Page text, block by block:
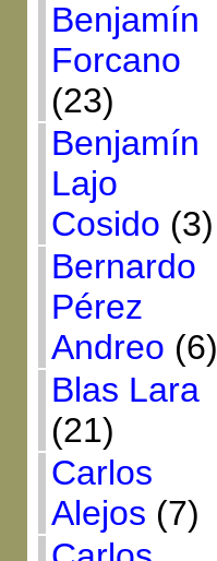
Benjamín
Forcano
(23)
Benjamín
Lajo
Cosido (3)
Bernardo
Pérez
Andreo (6)
Blas Lara
(21)
Carlos
Alejos (7)